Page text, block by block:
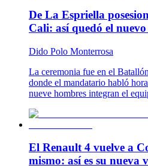
De La Espriella
Cali: así quedó el
Dido Polo Monterrosa
La ceremonia fue en el
donde el mandatario habló
nueve hombres integran el
El Renault 4 vuelve a
mismo: así es su nueva